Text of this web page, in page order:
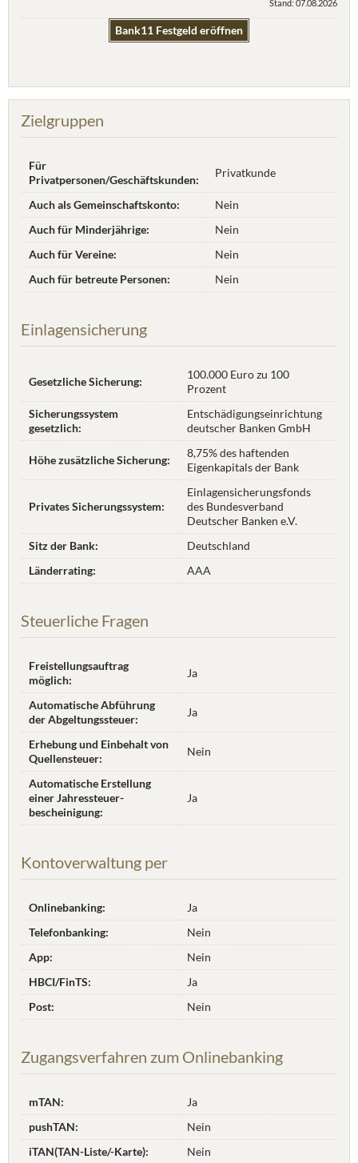
Stand: 07.08.2026
Bank11 Festgeld eröffnen
Zielgruppen
Für
Privatpersonen/Geschäftskunden:
Privatkunde
Auch als Gemeinschaftskonto:
Nein
Auch für Minderjährige:
Nein
Auch für Vereine:
Nein
Auch für betreute Personen:
Nein
Einlagensicherung
Gesetzliche Sicherung:
100.000 Euro zu 100
Prozent
Sicherungssystem
gesetzlich:
Entschädigungseinrichtung
deutscher Banken GmbH
Höhe zusätzliche Sicherung:
8,75% des haftenden
Eigenkapitals der Bank
Privates Sicherungssystem:
Einlagensicherungsfonds
des Bundesverband
Deutscher Banken e.V.
Sitz der Bank:
Deutschland
Länderrating:
AAA
Steuerliche Fragen
Freistellungsauftrag
möglich:
Ja
Automatische Abführung
der Abgeltungssteuer:
Ja
Erhebung und Einbehalt von
Quellensteuer:
Nein
Automatische Erstellung
einer Jahres­steuer­
bescheinigung:
Ja
Kontoverwaltung per
Onlinebanking:
Ja
Telefonbanking:
Nein
App:
Nein
HBCI/FinTS:
Ja
Post:
Nein
Zugangsverfahren zum Onlinebanking
mTAN:
Ja
pushTAN:
Nein
iTAN(TAN-Liste/-Karte):
Nein